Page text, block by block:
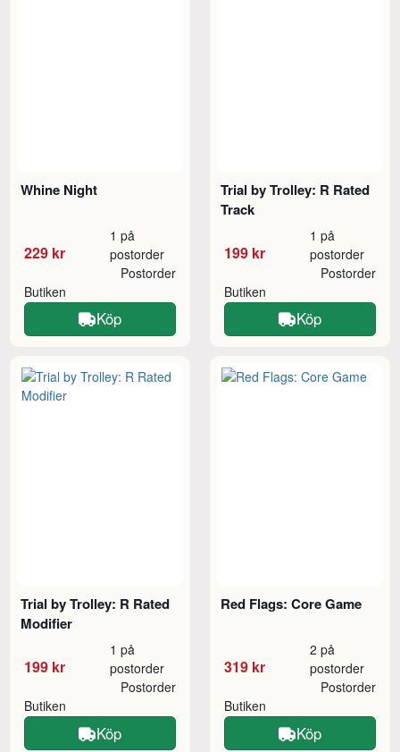
Whine Night
229 kr
1 på
postorder
Butiken
Postorder
Köp
Trial by Trolley: R Rated
Track
199 kr
1 på
postorder
Butiken
Postorder
Köp
Trial by Trolley: R Rated
Modifier
199 kr
1 på
postorder
Butiken
Postorder
Köp
Red Flags: Core Game
319 kr
2 på
postorder
Butiken
Postorder
Köp